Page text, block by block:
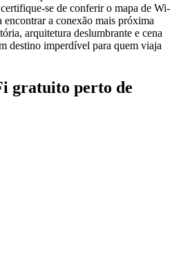
se de conferir o mapa de Wi-
encontrar a conexão mais próxima
arquitetura deslumbrante e cena
destino imperdível para quem viaja
gratuito perto de